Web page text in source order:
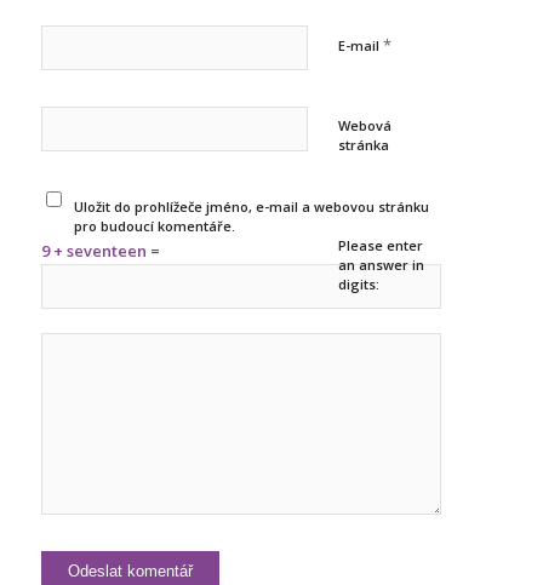
E-mail *
Webová
stránka
Uložit do prohlížeče jméno, e-mail a webovou stránku
pro budoucí komentáře.
Please enter
an answer in
digits:
9 + seventeen =